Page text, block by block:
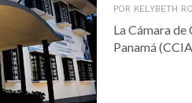
POR KELYBETH
La Cámara
Panamá